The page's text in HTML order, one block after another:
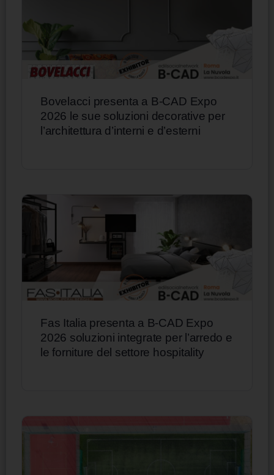
Bovelacci presenta a B-CAD Expo
2026 le sue soluzioni decorative per
l’architettura d’interni e d’esterni
Fas Italia presenta a B-CAD Expo
2026 soluzioni integrate per l’arredo e
le forniture del settore hospitality